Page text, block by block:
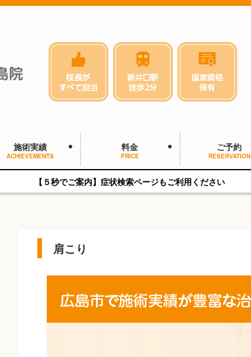
施術実績
ACHIEVEMENTS
料金
PRICE
ご予約
RESERVATION
【５秒でご案内】症状検索ページもご利用ください
肩こり